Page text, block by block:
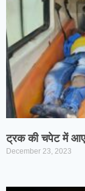
ट्रक की चपेट में आए
December 23, 2023